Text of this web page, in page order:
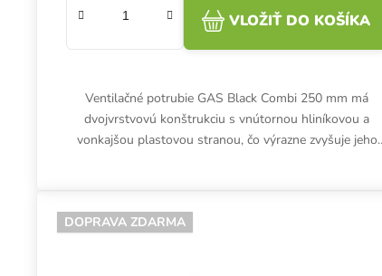
VLOŽIŤ DO KOŠÍKA
Ventilačné potrubie GAS Black Combi 250 mm má
dvojvrstvovú konštrukciu s vnútornou hliníkovou a
vonkajšou plastovou stranou, čo výrazne zvyšuje jeho
DOPRAVA ZDARMA